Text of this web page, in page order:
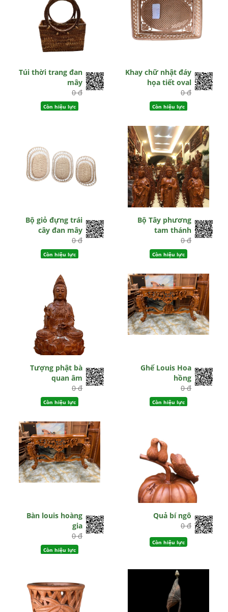
Túi thời trang đan
mây
0 đ
Còn hiệu lực
Khay chữ nhật đáy
họa tiết oval
0 đ
Còn hiệu lực
Bộ giỏ đựng trái
cây đan mây
0 đ
Còn hiệu lực
Bộ Tây phương
tam thánh
0 đ
Còn hiệu lực
Tượng phật bà
quan âm
0 đ
Còn hiệu lực
Ghế Louis Hoa
hồng
0 đ
Còn hiệu lực
Bàn louis hoàng
gia
0 đ
Còn hiệu lực
Quả bí ngô
0 đ
Còn hiệu lực